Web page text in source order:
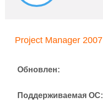
Project Manager 2007
Обновлен:
Поддерживаемая ОС: